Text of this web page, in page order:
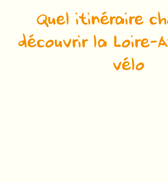
Quel itinéraire
découvrir la Loire-
vélo ?